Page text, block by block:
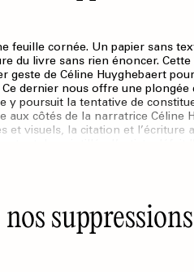
feuille cornée. Un papier sans
du livre sans rien énoncer.
geste de Céline Huyghebaert
dernier nous offre une plongée
y poursuit la tentative de
aux côtés de la narratrice Céline
visuels, la citation et l’écriture
de cette part manquante,
suppressions